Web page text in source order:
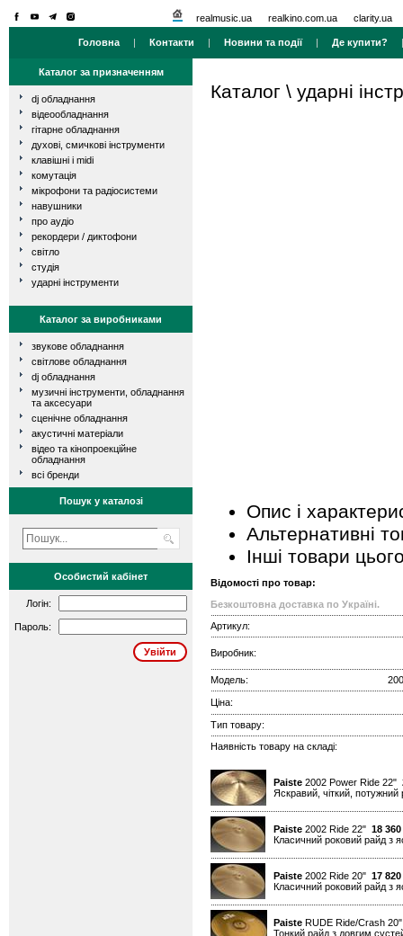
realmusic.ua realkino.com.ua clarity.ua
Головна | Контакти | Новини та події| Де купити?
Каталог за призначенням
dj обладнання
відеообладнання
гітарне обладнання
духові, смичкові інструменти
клавішні і midi
комутація
мікрофони та радіосистеми
навушники
про аудіо
рекордери / диктофони
світло
студія
ударні інструменти
Каталог за виробниками
звукове обладнання
світлове обладнання
dj обладнання
музичні інструменти, обладнання
та аксесуари
сценічне обладнання
акустичні матеріали
відео та кінопроекційне
обладнання
всі бренди
Пошук у каталозі
Особистий кабінет
Логін:
Пароль:
Каталог \ ударні
Опис і
Альтернативні
Інші товари
Відомості про товар:
Безкоштовна доставка по Україні.
Артикул:
Виробник:
Модель:
Ціна:
Тип товару:
Наявність товару на складі:
Paiste 2002 Power Ride 22"
Яскравий, чіткий, потужний
Paiste 2002 Ride 22" 18 360
Класичний роковий райд з
Paiste 2002 Ride 20" 17 820
Класичний роковий райд з
Paiste RUDE Ride/Crash
Тонкий райд з довгим